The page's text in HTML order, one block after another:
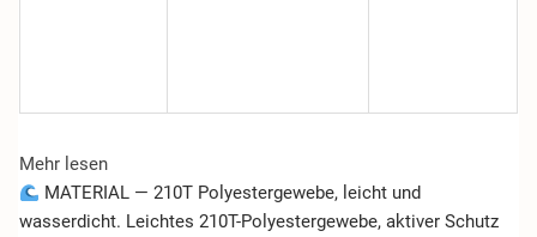
Mehr lesen
MATERIAL — 210T Polyestergewebe, leicht und
wasserdicht. Leichtes 210T-Polyestergewebe, aktiver Schutz